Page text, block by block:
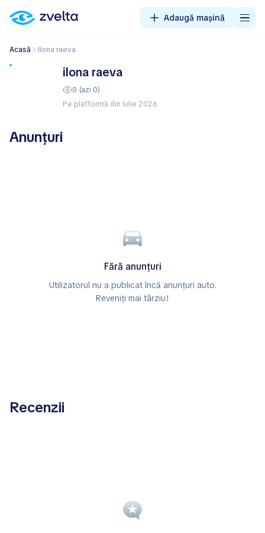
Adaugă mașină
Acasă ilona raeva
ilona raeva
0 (azi 0)
Pe platformă din Iulie 2026
Anunțuri
Fără anunțuri
Utilizatorul nu a publicat încă anunțuri auto.
Reveniți mai târziu!
Recenzii